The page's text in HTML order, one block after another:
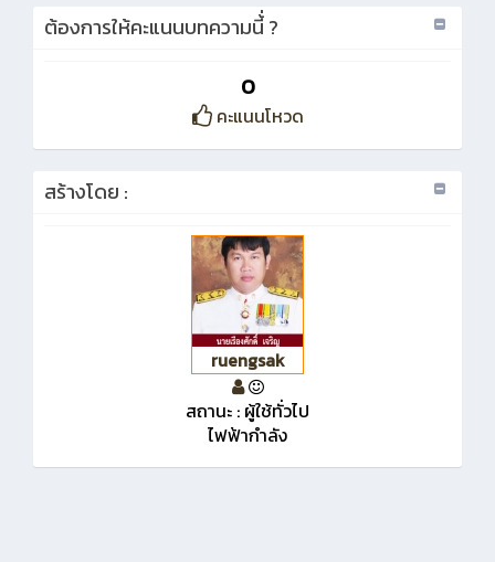
ต้องการให้คะแนนบทความนี้่ ?
0
คะแนนโหวด
สร้างโดย :
ruengsak
สถานะ : ผู้ใช้ทั่วไป
ไฟฟ้ากำลัง